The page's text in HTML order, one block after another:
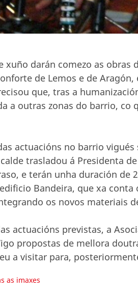
xuño darán comezo as obras
de Lemos e de Aragón,
que, tras a
a outras zonas do barrio,
actuacións no barrio
trasladou á Presidenta
e terán unha duración de
Bandeira, que xa
os novos materiais
actuacións previstas, a
propostas de mellora
a visitar para,
as imaxes